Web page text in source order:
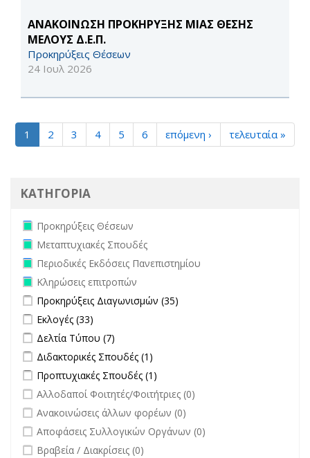
ΑΝΑΚΟΙΝΩΣΗ ΠΡΟΚΗΡΥΞΗΣ ΜΙΑΣ ΘΕΣΗΣ
ΜΕΛΟΥΣ Δ.Ε.Π.
Προκηρύξεις Θέσεων
24 Ιουλ 2026
1 2 3 4 5 6 επόμενη › τελευταία »
ΚΑΤΗΓΟΡΙΑ
Remove Προκηρύξεις Θέσεων filter
Προκηρύξεις Θέσεων
Remove Μεταπτυχιακές Σπουδές filter
Μεταπτυχιακές Σπουδές
Remove Περιοδικές Εκδόσεις Πανεπιστημίου filter
Περιοδικές Εκδόσεις Πανεπιστημίου
Remove Κληρώσεις επιτροπών filter
Κληρώσεις επιτροπών
Apply Προκηρύξεις Διαγωνισμών filter
Προκηρύξεις Διαγωνισμών (35)
Apply Εκλογές filter
Εκλογές (33)
Apply Δελτία Τύπου filter
Δελτία Τύπου (7)
Apply Διδακτορικές Σπουδές filter
Διδακτορικές Σπουδές (1)
Apply Προπτυχιακές Σπουδές filter
Προπτυχιακές Σπουδές (1)
undefined
Αλλοδαποί Φοιτητές/Φοιτήτριες (0)
undefined
Ανακοινώσεις άλλων φορέων (0)
undefined
Αποφάσεις Συλλογικών Οργάνων (0)
undefined
Βραβεία / Διακρίσεις (0)